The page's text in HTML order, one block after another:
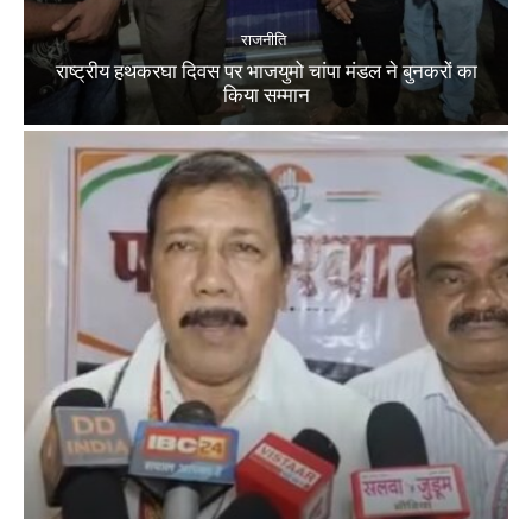
राजनीति
राष्ट्रीय हथकरघा दिवस पर भाजयुमो चांपा मंडल ने बुनकरों का
किया सम्मान